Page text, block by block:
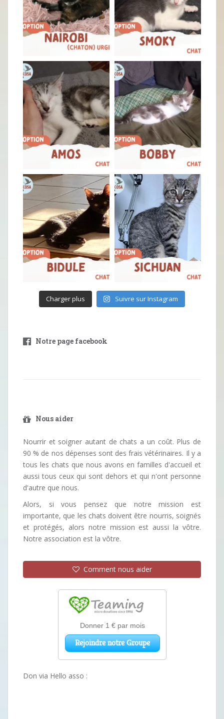
Charger plus Suivre sur Instagram
Notre page facebook
Nous aider
Nourrir et soigner autant de chats a un coût. Plus de
90 % de nos dépenses sont des frais vétérinaires. Il y a
tous les chats que nous avons en familles d'accueil et
aussi tous ceux qui sont dehors et qui n'ont personne
d'autre que nous.
Alors, si vous pensez que notre mission est
importante, que les chats doivent être nourris, soignés
et protégés, alors notre mission est aussi la vôtre.
Notre association est la vôtre.
Comment nous aider
Don via Hello asso :